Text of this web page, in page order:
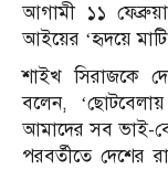
আগামী ১১
আইয়ের ‘হৃদয়ে মাটি
শাইখ সিরাজকে
বলেন,
আমাদের সব ভাই-
পরবর্তীতে দেশের